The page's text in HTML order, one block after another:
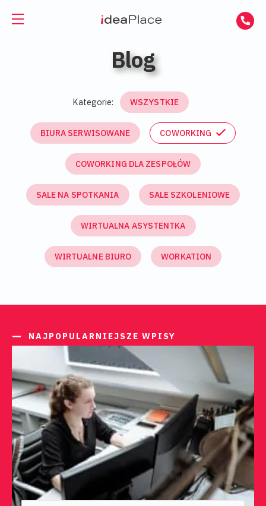
Powierzchnie biurowe
Biura do wynajęcia
Biura serwisowane
Biura coworkingowe
Wirtualna asystentka
Firmy i zespoły
Freelancerzy
O nas
GET A DAY DESK
Blog
Kategorie: WSZYSTKIE
BIURA SERWISOWANE COWORKING
COWORKING DLA ZESPOŁÓW
SALE NA SPOTKANIA SALE SZKOLENIOWE
WIRTUALNA ASYSTENTKA
WIRTUALNE BIURO WORKATION
NAJPOPULARNIEJSZE WPISY